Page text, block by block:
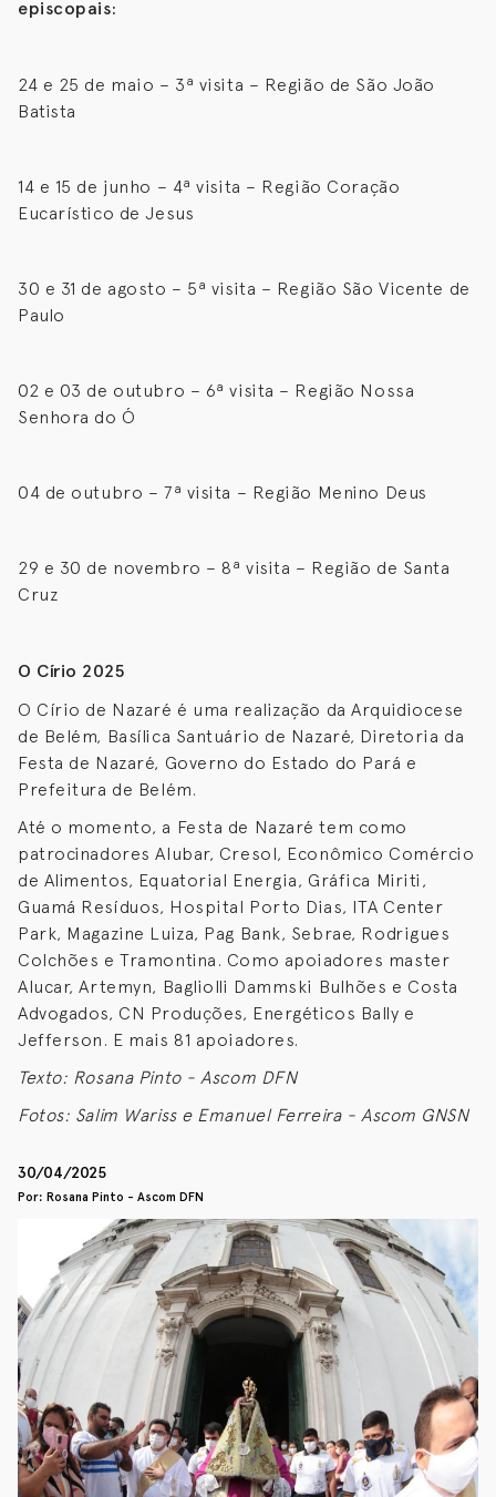
episcopais:
24 e 25 de maio – 3ª visita – Região de São João
Batista
14 e 15 de junho – 4ª visita – Região Coração
Eucarístico de Jesus
30 e 31 de agosto – 5ª visita – Região São Vicente de
Paulo
02 e 03 de outubro – 6ª visita – Região Nossa
Senhora do Ó
04 de outubro – 7ª visita – Região Menino Deus
29 e 30 de novembro – 8ª visita – Região de Santa
Cruz
O Círio 2025
O Círio de Nazaré é uma realização da Arquidiocese
de Belém, Basílica Santuário de Nazaré, Diretoria da
Festa de Nazaré, Governo do Estado do Pará e
Prefeitura de Belém.
Até o momento, a Festa de Nazaré tem como
patrocinadores Alubar, Cresol, Econômico Comércio
de Alimentos, Equatorial Energia, Gráfica Miriti,
Guamá Resíduos, Hospital Porto Dias, ITA Center
Park, Magazine Luiza, Pag Bank, Sebrae, Rodrigues
Colchões e Tramontina. Como apoiadores master
Alucar, Artemyn, Bagliolli Dammski Bulhões e Costa
Advogados, CN Produções, Energéticos Bally e
Jefferson. E mais 81 apoiadores.
Texto: Rosana Pinto - Ascom DFN
Fotos: Salim Wariss e Emanuel Ferreira - Ascom GNSN
30/04/2025
Por: Rosana Pinto - Ascom DFN